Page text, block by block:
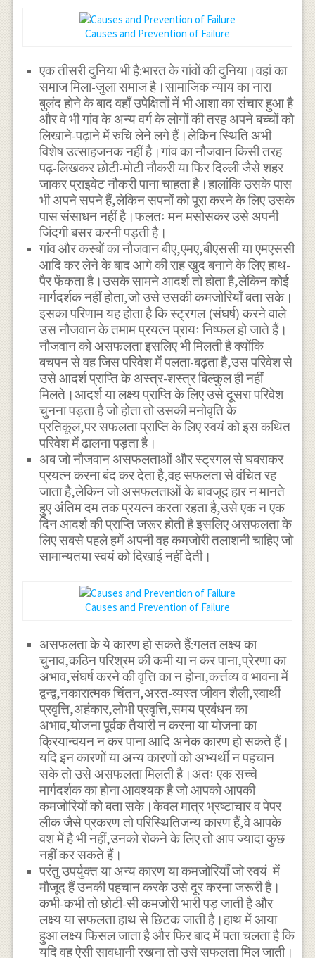
Causes and Prevention of Failure
एक तीसरी दुनिया भी है:भारत के गांवों की दुनिया।वहां का
समाज मिला-जुला समाज है।सामाजिक न्याय का नारा
बुलंद होने के बाद वहाँ उपेक्षितों में भी आशा का संचार हुआ है
और वे भी गांव के अन्य वर्ग के लोगों की तरह अपने बच्चों को
लिखाने-पढ़ाने में रुचि लेने लगे हैं।लेकिन स्थिति अभी
विशेष उत्साहजनक नहीं है।गांव का नौजवान किसी तरह
पढ़-लिखकर छोटी-मोटी नौकरी या फिर दिल्ली जैसे शहर
जाकर प्राइवेट नौकरी पाना चाहता है।हालांकि उसके पास
भी अपने सपने हैं,लेकिन सपनों को पूरा करने के लिए उसके
पास संसाधन नहीं है।फलतः मन मसोसकर उसे अपनी
जिंदगी बसर करनी पड़ती है।
गांव और कस्बों का नौजवान बीए,एमए,बीएससी या एमएससी
आदि कर लेने के बाद आगे की राह खुद बनाने के लिए हाथ-
पैर फेंकता है।उसके सामने आदर्श तो होता है,लेकिन कोई
मार्गदर्शक नहीं होता,जो उसे उसकी कमजोरियाँ बता सके।
इसका परिणाम यह होता है कि स्ट्रगल (संघर्ष) करने वाले
उस नौजवान के तमाम प्रयत्न प्रायः निष्फल हो जाते हैं।
नौजवान को असफलता इसलिए भी मिलती है क्योंकि
बचपन से वह जिस परिवेश में पलता-बढ़ता है,उस परिवेश से
उसे आदर्श प्राप्ति के अस्त्र-शस्त्र बिल्कुल ही नहीं
मिलते।आदर्श या लक्ष्य प्राप्ति के लिए उसे दूसरा परिवेश
चुनना पड़ता है जो होता तो उसकी मनोवृति के
प्रतिकूल,पर सफलता प्राप्ति के लिए स्वयं को इस कथित
परिवेश में ढालना पड़ता है।
अब जो नौजवान असफलताओं और स्ट्रगल से घबराकर
प्रयत्न करना बंद कर देता है,वह सफलता से वंचित रह
जाता है,लेकिन जो असफलताओं के बावजूद हार न मानते
हुए अंतिम दम तक प्रयत्न करता रहता है,उसे एक न एक
दिन आदर्श की प्राप्ति जरूर होती है इसलिए असफलता के
लिए सबसे पहले हमें अपनी वह कमजोरी तलाशनी चाहिए जो
सामान्यतया स्वयं को दिखाई नहीं देती।
Causes and Prevention of Failure
असफलता के ये कारण हो सकते हैं:गलत लक्ष्य का
चुनाव,कठिन परिश्रम की कमी या न कर पाना,प्रेरणा का
अभाव,संघर्ष करने की वृत्ति का न होना,कर्त्तव्य व भावना में
द्वन्द्व,नकारात्मक चिंतन,अस्त-व्यस्त जीवन शैली,स्वार्थी
प्रवृत्ति,अहंकार,लोभी प्रवृत्ति,समय प्रबंधन का
अभाव,योजना पूर्वक तैयारी न करना या योजना का
क्रियान्वयन न कर पाना आदि अनेक कारण हो सकते हैं।
यदि इन कारणों या अन्य कारणों को अभ्यर्थी न पहचान
सके तो उसे असफलता मिलती है।अतः एक सच्चे
मार्गदर्शक का होना आवश्यक है जो आपको आपकी
कमजोरियों को बता सके।केवल मात्र भ्रष्टाचार व पेपर
लीक जैसे प्रकरण तो परिस्थितिजन्य कारण हैं,वे आपके
वश में है भी नहीं,उनको रोकने के लिए तो आप ज्यादा कुछ
नहीं कर सकते हैं।
परंतु उपर्युक्त या अन्य कारण या कमजोरियाँ जो स्वयं में
मौजूद हैं उनकी पहचान करके उसे दूर करना जरूरी है।
कभी-कभी तो छोटी-सी कमजोरी भारी पड़ जाती है और
लक्ष्य या सफलता हाथ से छिटक जाती है।हाथ में आया
हुआ लक्ष्य फिसल जाता है और फिर बाद में पता चलता है कि
यदि वह ऐसी सावधानी रखना तो उसे सफलता मिल जाती।